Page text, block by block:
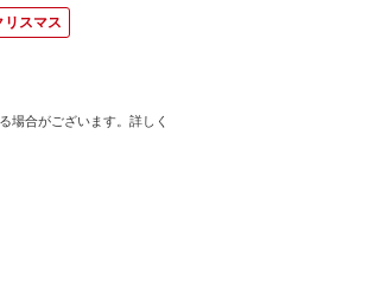
リスマス
場合がございます。詳しく